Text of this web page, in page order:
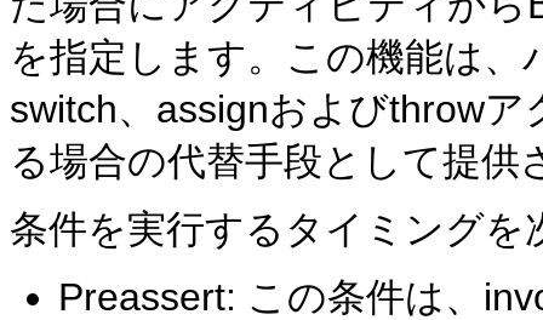
を指定します。この機能は
switch、assignおよびthrow
る場合の代替手段として提供
条件を実行するタイミング
Preassert: この条件は、